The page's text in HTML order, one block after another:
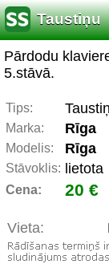
Taustiņu
Pārdodu
5.stāvā.
Tips:
Marka: Rīga
Modelis: Rīga
Stāvoklis: lietota
Cena: 20 €
Vieta: